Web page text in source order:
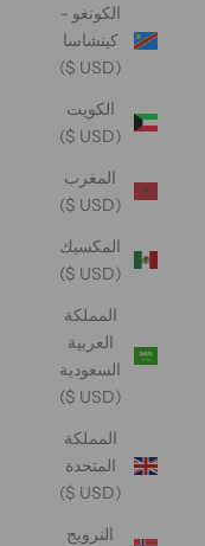
الكونغو -
كينشاسا
(USD $)
الكويت
(USD $)
المغرب
(USD $)
المكسيك
(USD $)
المملكة
العربية
السعودية
(USD $)
المملكة
المتحدة
(USD $)
النرويج